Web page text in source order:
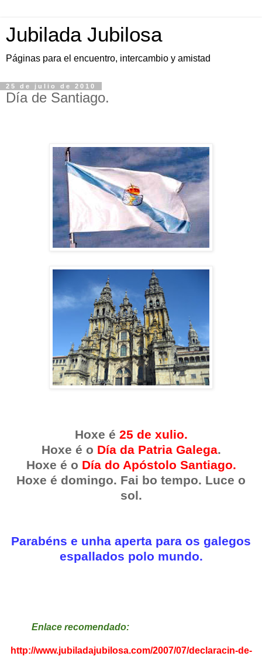
Jubilada Jubilosa
Páginas para el encuentro, intercambio y amistad
25 de julio de 2010
Día de Santiago.
Hoxe é 25 de xulio.
Hoxe é o Día da Patria Galega.
Hoxe é o Día do Apóstolo Santiago.
Hoxe é domingo. Fai bo tempo. Luce o
sol.
Parabéns e unha aperta para os galegos
espallados polo mundo.
Enlace recomendado:
http://www.jubiladajubilosa.com/2007/07/declaracin-de-